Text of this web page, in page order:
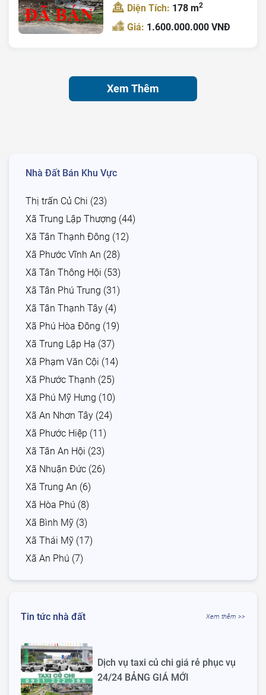
Diện Tích: 178 m2
Giá: 1.600.000.000 VNĐ
Xem Thêm
Nhà Đất Bán Khu Vực
Thị trấn Củ Chi (23)
Xã Trung Lập Thượng (44)
Xã Tân Thạnh Đông (12)
Xã Phước Vĩnh An (28)
Xã Tân Thông Hội (53)
Xã Tân Phú Trung (31)
Xã Tân Thạnh Tây (4)
Xã Phú Hòa Đông (19)
Xã Trung Lập Hạ (37)
Xã Phạm Văn Cội (14)
Xã Phước Thạnh (25)
Xã Phú Mỹ Hưng (10)
Xã An Nhơn Tây (24)
Xã Phước Hiệp (11)
Xã Tân An Hội (23)
Xã Nhuận Đức (26)
Xã Trung An (6)
Xã Hòa Phú (8)
Xã Bình Mỹ (3)
Xã Thái Mỹ (17)
Xã An Phú (7)
Tin tức nhà đất Xem thêm >>
Dịch vụ taxi củ chi giá rẻ phục vụ
24/24 BẢNG GIÁ MỚI